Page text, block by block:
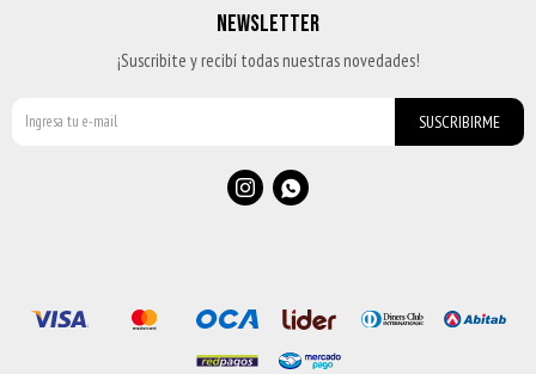
NEWSLETTER
¡Suscribite y recibí todas nuestras novedades!
SUSCRIBIRME
 